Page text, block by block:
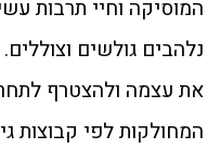
המוסיקה וחיי תרבות
את עצמה ולהצטרף
המחולקות לפי קבוצות